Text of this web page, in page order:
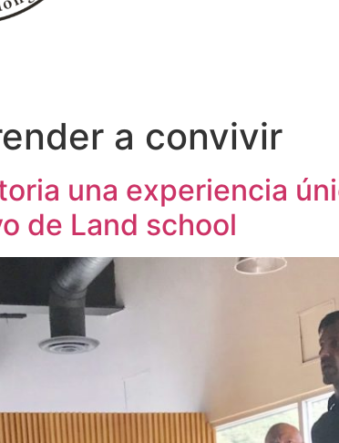
a convivir
una experiencia
de Land school